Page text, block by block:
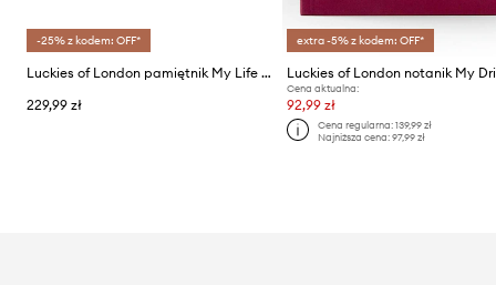
-25% z kodem: OFF*
Luckies of London pamiętnik My Life Story
229,99 zł
extra -5% z kodem: OFF*
Cena aktualna:
92,99 zł
Cena regularna: 139,99 zł
Najniższa cena: 97,99 zł